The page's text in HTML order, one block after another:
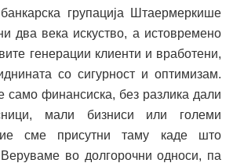
групација Штаермеркише
два века искуство, а истовремено
генерации клиенти и вработени,
со сигурност и оптимизам.
само финансиска, без разлика дали
мали бизниси или големи
сме присутни таму каде што
во долгорочни односи, па